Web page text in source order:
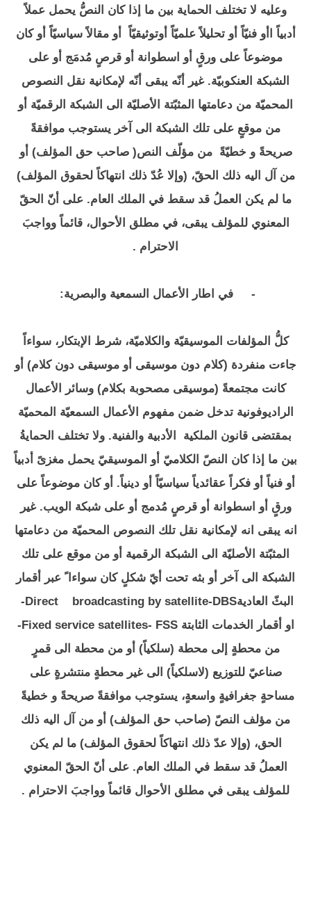
وعليه لا تختلف الحماية بين ما إذا كان النصُّ يحمل عملاً
أدبياً اأو فنيّاً أو تحليلاً علميّاً أوتوثيقيّاً أو مقالاً سياسيّاً أو كان
موضوعاً على ورقٍ أو اسطوانة أو قرصٍ مُدمَج أو على
الشبكة العنكوبيّة. غير أنّه يبقى أنّه لإمكانية نقل النصوص
المحميّة من دعامتها المثبّتة الأصليّة الى الشبكة الرقميّة أو
من موقعٍ على تلك الشبكة الى آخر يستوجب موافقةً
صريحةً و خطيّةً من مؤلّف النص( صاحب حق المؤلف) أو
من آل اليه ذلك الحقّ، (وإلا عُدّ ذلك انتهاكاً لحقوق المؤلف)
ما لم يكن العملُ قد سقط في الملك العام. على أنّ الحقّ
المعنوي للمؤلف يبقى، في مطلق الأحوال، قائماً وواجبَ
الاحترام .
- في اطار الأعمال السمعية والبصرية:
كلُّ المؤلفات الموسيقيّة والكلاميّة، شرط الإبتكار، سواءاً
جاءت منفردة (كلام دون موسيقى أو موسيقى دون كلام) أو
كانت مجتمعةً (موسيقى مصحوبة بكلام) وسائر الأعمال
الراديوفونية تدخل ضمن مفهوم الأعمال السمعيّة المحميّة
بمقتضى قانون الملكية الأدبية والفنية. ولا تختلف الحمايةُ
بين ما إذا كان النصّ الكلاميّ أو الموسيقيّ يحمل مغزىً أدبياً
أو فنياً أو فكراً عقائدياً سياسيّاً أو دينياً. أو كان موضوعاً على
ورقٍ أو اسطوانة أو قرصٍ مُدمج أو على شبكة الويب. غير
انه يبقى انه لإمكانية نقل تلك النصوص المحميّة من دعامتها
المثبّتة الأصليّة الى الشبكة الرقمية أو من موقع على تلك
الشبكة الى آخر أو بثه تحت أيّ شكلٍ كان سواءا ً عبر أقمار
البثّ العاديةDirect broadcasting by satellite-DBS-
او أقمار الخدمات الثابتة Fixed service satellites- FSS-
من محطةٍ إلى محطة (سلكياً) أو من محطة الى قمرٍ
صناعيّ للتوزيع (لاسلكياً) الى غير محطةٍ منتشرةٍ على
مساحةٍ جغرافيةٍ واسعةٍ، يستوجب موافقةً صريحةً و خطيةً
من مؤلف النصّ (صاحب حق المؤلف) أو من آل اليه ذلك
الحق، (وإلا عدّ ذلك انتهاكاً لحقوق المؤلف) ما لم يكن
العملُ قد سقط في الملك العام. على أنّ الحقّ المعنوي
للمؤلف يبقى في مطلق الأحوال قائماً وواجبَ الاحترام .